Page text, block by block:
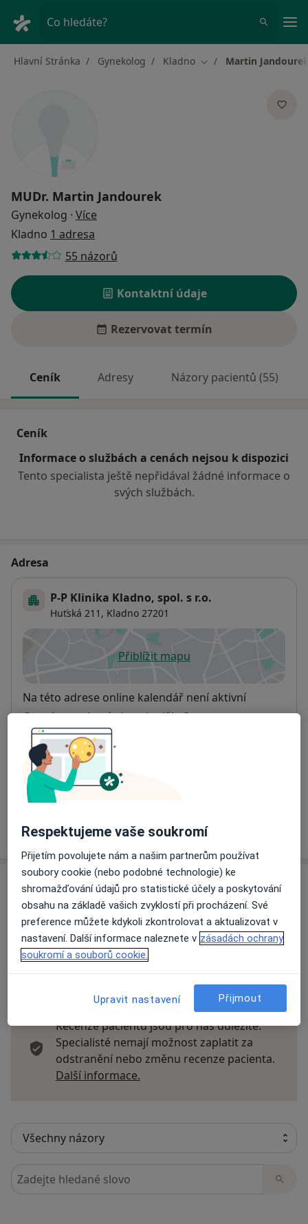
Co hledáte?
Hlavní Stránka Gynekolog Kladno Změna města
Martin
MUDr. Martin Jandourek
Gynekolog · Více
Kladno 1 adresa
55 názorů
Kontaktní údaje
Rezervovat termín
Ceník Adresy Názory pacientů (55)
Ceník
Informace o službách a cenách nejsou k dispozici
Tento specialista ještě nepřidával žádné informace o
svých službách.
Adresa
P-P Klinika Kladno, spol. s r.o.
Huťská 211, Kladno 27201
Přiblížit mapuse otevře v nové záložce
Dostupnost
Na této adrese online kalendář není aktivní
Co mám v takové situaci udělat?
Způsoby platby (soukromé návštěvy)
Na teto adrese lékař přijímá pacienty na pojišťovnu
Detaily
Víceo adrese
Názory
Přidejte svůj názor
Recenze pacientů jsou pro nás důležité.
Specialisté nemají možnost zaplatit za
odstranění nebo změnu recenze pacienta.
Další informace.
Hledejte v názorech
Respektujeme vaše soukromí
Přijetím povolujete nám a našim partnerům používat
soubory cookie (nebo podobné technologie) ke
shromažďování údajů pro statistické účely a poskytování
obsahu na základě vašich zvyklostí při procházení. Své
preference můžete kdykoli zkontrolovat a aktualizovat v
nastavení. Další informace naleznete v zásadách ochrany
soukromí a souborů cookie.
Upravit nastavení Přijmout